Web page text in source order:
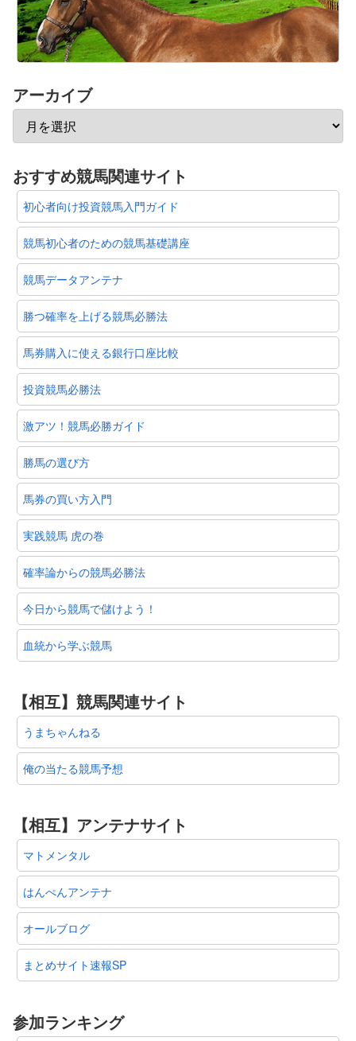
アーカイブ
おすすめ競馬関連サイト
初心者向け投資競馬入門ガイド
競馬初心者のための競馬基礎講座
競馬データアンテナ
勝つ確率を上げる競馬必勝法
馬券購入に使える銀行口座比較
投資競馬必勝法
激アツ！競馬必勝ガイド
勝馬の選び方
馬券の買い方入門
実践競馬 虎の巻
確率論からの競馬必勝法
今日から競馬で儲けよう！
血統から学ぶ競馬
【相互】競馬関連サイト
うまちゃんねる
俺の当たる競馬予想
【相互】アンテナサイト
マトメンタル
はんぺんアンテナ
オールブログ
まとめサイト速報SP
参加ランキング